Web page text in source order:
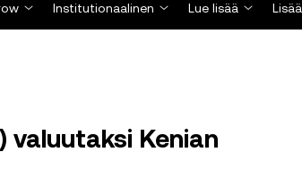
Institutionaalinen Lue lisää Lisää
valuutaksi Kenian